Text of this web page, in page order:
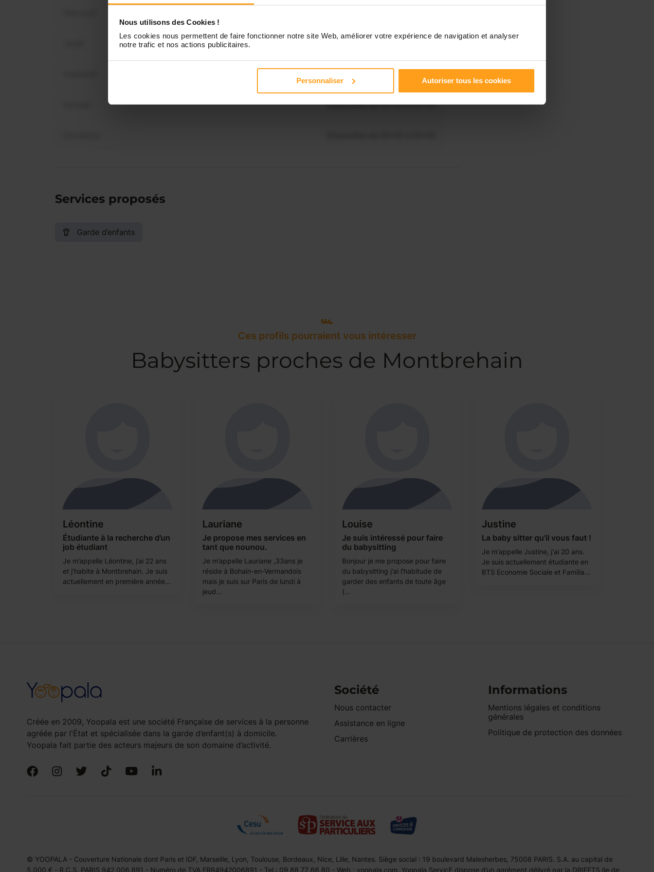
Nous utilisons des Cookies !
Les cookies nous permettent de faire fonctionner notre site Web, améliorer votre expérience de navigation et analyser
notre trafic et nos actions publicitaires.
Personnaliser Autoriser tous les cookies
Disponible de 00:00 à 00:00
Vous souhaitez connaître les
Contactez-nous
Services proposés
Garde d’enfants
Ces profils pourraient vous intéresser
Babysitters proches de Montbrehain
Léontine
Étudiante à la recherche d’un
job étudiant
Je m’appelle Léontine, j’ai 22 ans
et j’habite à Montbrehain. Je suis
actuellement en première année...
Lauriane
Je propose mes services en
tant que nounou.
Je m’appelle Lauriane ,33ans je
réside à Bohain-en-Vermandois
mais je suis sur Paris de lundi à
jeud...
Louise
Je suis intéressé pour faire
du babysitting
Bonjour je me propose pour faire
du babysitting j'ai l'habitude de
garder des enfants de toute âge
(...
Justine
La baby sitter qu'il vous faut !
Je m'appelle Justine, j'ai 20 ans.
Je suis actuellement étudiante en
BTS Economie Sociale et Familia...
Créée en 2009, Yoopala est une société Française de services à la personne
agréée par l'État et spécialisée dans la garde d’enfant(s) à domicile.
Yoopala fait partie des acteurs majeurs de son domaine d’activité.
Société
Nous contacter
Assistance en ligne
Carrières
Informations
Mentions légales et conditions
générales
Politique de protection des données
© YOOPALA - Couverture Nationale dont Paris et IDF, Marseille, Lyon, Toulouse, Bordeaux, Nice, Lille, Nantes. Siège social : 19 boulevard Malesherbes, 75008 PARIS. S.A. au capital de
5.000 € - R.C.S. PARIS 942 006 891 - Numéro de TVA FR84942006891 - Tel : 09 88 77 66 80 - Web : yoopala.com. Yoopala ServicE dispose d’un agrément délivré par la DRIEETS Ile de